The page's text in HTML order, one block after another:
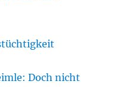
Doch nicht